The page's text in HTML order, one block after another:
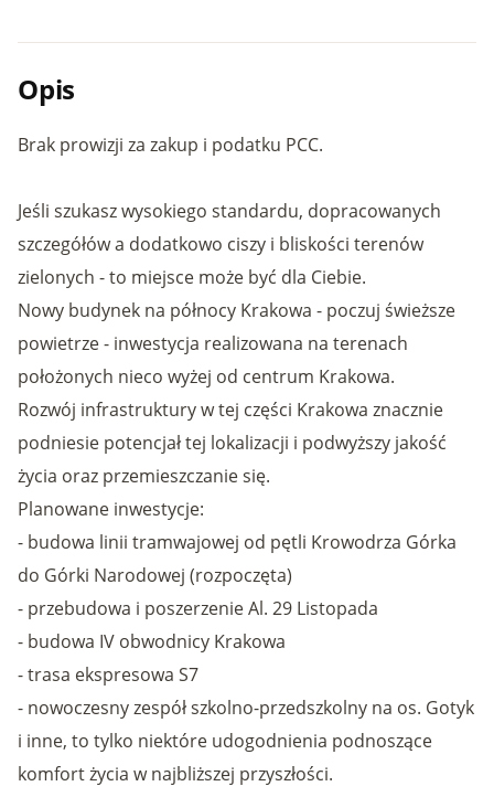
Opis
Brak prowizji za zakup i podatku PCC.
Jeśli szukasz wysokiego standardu, dopracowanych
szczegółów a dodatkowo ciszy i bliskości terenów
zielonych - to miejsce może być dla Ciebie.
Nowy budynek na północy Krakowa - poczuj świeższe
powietrze - inwestycja realizowana na terenach
położonych nieco wyżej od centrum Krakowa.
Rozwój infrastruktury w tej części Krakowa znacznie
podniesie potencjał tej lokalizacji i podwyższy jakość
życia oraz przemieszczanie się.
Planowane inwestycje:
- budowa linii tramwajowej od pętli Krowodrza Górka
do Górki Narodowej (rozpoczęta)
- przebudowa i poszerzenie Al. 29 Listopada
- budowa IV obwodnicy Krakowa
- trasa ekspresowa S7
- nowoczesny zespół szkolno-przedszkolny na os. Gotyk
i inne, to tylko niektóre udogodnienia podnoszące
komfort życia w najbliższej przyszłości.